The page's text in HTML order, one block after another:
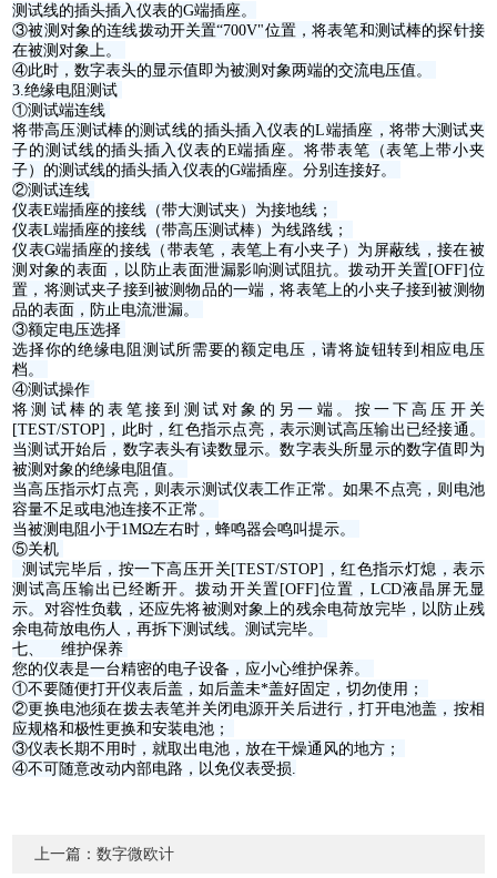
测试线的插头插入仪表的G端插座。
③被测对象的连线拨动开关置“700V"位置，将表笔和测试棒的探针接
在被测对象上。
④此时，数字表头的显示值即为被测对象两端的交流电压值。
3.绝缘电阻测试
①测试端连线
将带高压测试棒的测试线的插头插入仪表的L端插座，将带大测试夹
子的测试线的插头插入仪表的E端插座。将带表笔（表笔上带小夹
子）的测试线的插头插入仪表的G端插座。分别连接好。
②测试连线
仪表E端插座的接线（带大测试夹）为接地线；
仪表L端插座的接线（带高压测试棒）为线路线；
仪表G端插座的接线（带表笔，表笔上有小夹子）为屏蔽线，接在被
测对象的表面，以防止表面泄漏影响测试阻抗。拨动开关置[OFF]位
置，将测试夹子接到被测物品的一端，将表笔上的小夹子接到被测物
品的表面，防止电流泄漏。
③额定电压选择
选择你的绝缘电阻测试所需要的额定电压，请将旋钮转到相应电压
档。
④测试操作
将测试棒的表笔接到测试对象的另一端。按一下高压开关
[TEST/STOP]，此时，红色指示点亮，表示测试高压输出已经接通。
当测试开始后，数字表头有读数显示。数字表头所显示的数字值即为
被测对象的绝缘电阻值。
当高压指示灯点亮，则表示测试仪表工作正常。如果不点亮，则电池
容量不足或电池连接不正常。
当被测电阻小于1MΩ左右时，蜂鸣器会鸣叫提示。
⑤关机
测试完毕后，按一下高压开关[TEST/STOP]，红色指示灯熄，表示
测试高压输出已经断开。拨动开关置[OFF]位置，LCD液晶屏无显
示。对容性负载，还应先将被测对象上的残余电荷放完毕，以防止残
余电荷放电伤人，再拆下测试线。测试完毕。
七、 维护保养
您的仪表是一台精密的电子设备，应小心维护保养。
①不要随便打开仪表后盖，如后盖未*盖好固定，切勿使用；
②更换电池须在拨去表笔并关闭电源开关后进行，打开电池盖，按相
应规格和极性更换和安装电池；
③仪表长期不用时，就取出电池，放在干燥通风的地方；
④不可随意改动内部电路，以免仪表受损
上一篇：数字微欧计